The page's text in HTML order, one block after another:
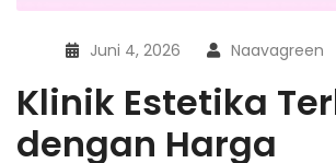
Juni 4, 2026 Naavagreen
Klinik Estetika
dengan Harga